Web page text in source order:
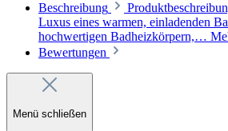
Beschreibung
Luxus eines warmen, einladenden
hochwertigen Badheizkörpern,…
Bewertungen
Menü schließen